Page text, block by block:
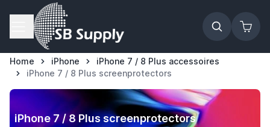
Ga naar de inhoud
Home iPhone
iPhone 7 / 8 Plus accessoires
iPhone 7 / 8 Plus screenprotectors
iPhone 7 / 8 Plus screenprotectors